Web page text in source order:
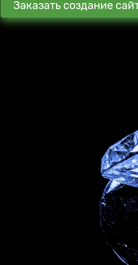
Заказать создание